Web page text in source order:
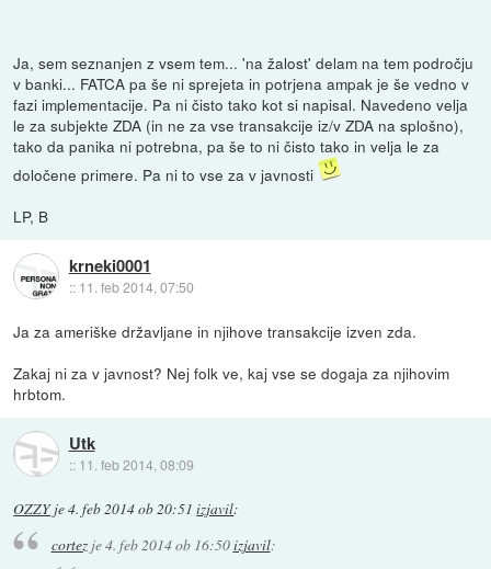
Ja, sem seznanjen z vsem tem... 'na žalost' delam na tem področju
v banki... FATCA pa še ni sprejeta in potrjena ampak je še vedno v
fazi implementacije. Pa ni čisto tako kot si napisal. Navedeno velja
le za subjekte ZDA (in ne za vse transakcije iz/v ZDA na splošno),
tako da panika ni potrebna, pa še to ni čisto tako in velja le za
določene primere. Pa ni to vse za v javnosti
LP, B
krneki0001
:: 11. feb 2014, 07:50
Ja za ameriške državljane in njihove transakcije izven zda.
Zakaj ni za v javnost? Nej folk ve, kaj vse se dogaja za njihovim
hrbtom.
Utk
:: 11. feb 2014, 08:09
OZZYje4. feb 2014 ob 20:51 izjavil:
cortezje4. feb 2014 ob 16:50izjavil: